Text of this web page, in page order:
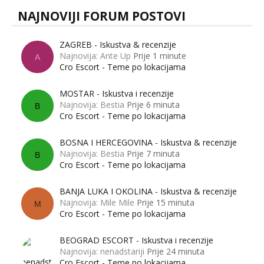
NAJNOVIJI FORUM POSTOVI
A
ZAGREB - Iskustva & recenzije
Najnovija: Ante Up Prije 1 minute
Cro Escort - Teme po lokacijama
B
MOSTAR - Iskustva i recenzije
Najnovija: Bestia Prije 6 minuta
Cro Escort - Teme po lokacijama
B
BOSNA I HERCEGOVINA - Iskustva & recenzije
Najnovija: Bestia Prije 7 minuta
Cro Escort - Teme po lokacijama
M
BANJA LUKA I OKOLINA - Iskustva & recenzije
Najnovija: Mile Mile Prije 15 minuta
Cro Escort - Teme po lokacijama
BEOGRAD ESCORT - Iskustva i recenzije
Najnovija: nenadstariji Prije 24 minuta